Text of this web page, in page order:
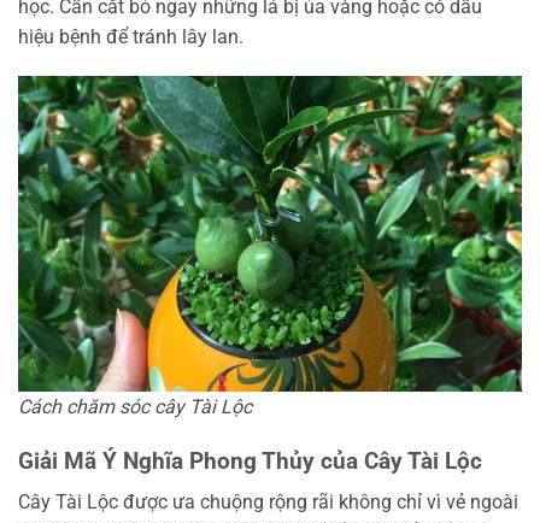
học. Cần cắt bỏ ngay những lá bị úa vàng hoặc có dấu
hiệu bệnh để tránh lây lan.
Cách chăm sóc cây Tài Lộc
Giải Mã Ý Nghĩa Phong Thủy của Cây Tài Lộc
Cây Tài Lộc được ưa chuộng rộng rãi không chỉ vì vẻ ngoài